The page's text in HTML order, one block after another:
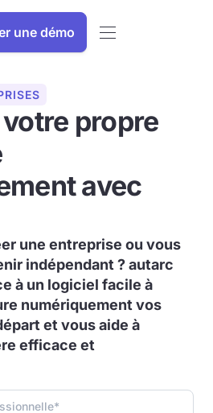
une démo
propre
avec
une entreprise ou vous
indépendant ? autarc
à un logiciel facile à
numériquement vos
et vous aide à
efficace et